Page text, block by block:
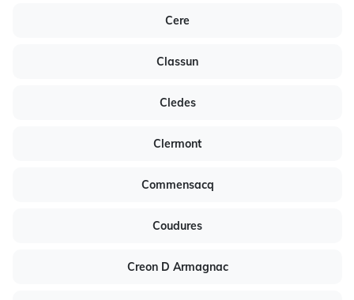
Cere
Classun
Cledes
Clermont
Commensacq
Coudures
Creon D Armagnac